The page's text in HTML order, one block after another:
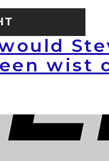
wist